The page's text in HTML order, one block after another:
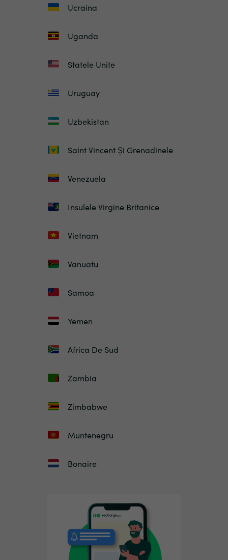
Ucraina
Uganda
Statele Unite
Uruguay
Uzbekistan
Saint Vincent Și Grenadinele
Venezuela
Insulele Virgine Britanice
Vietnam
Vanuatu
Samoa
Yemen
Africa De Sud
Zambia
Zimbabwe
Muntenegru
Bonaire